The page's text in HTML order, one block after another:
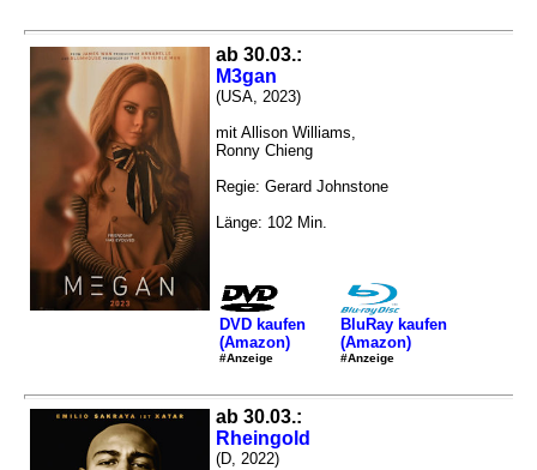
ab 30.03.:
M3gan
(USA, 2023)
mit Allison Williams,
Ronny Chieng
Regie: Gerard Johnstone
Länge: 102 Min.
DVD kaufen
(Amazon)
#Anzeige
BluRay kaufen
(Amazon)
#Anzeige
ab 30.03.:
Rheingold
(D, 2022)